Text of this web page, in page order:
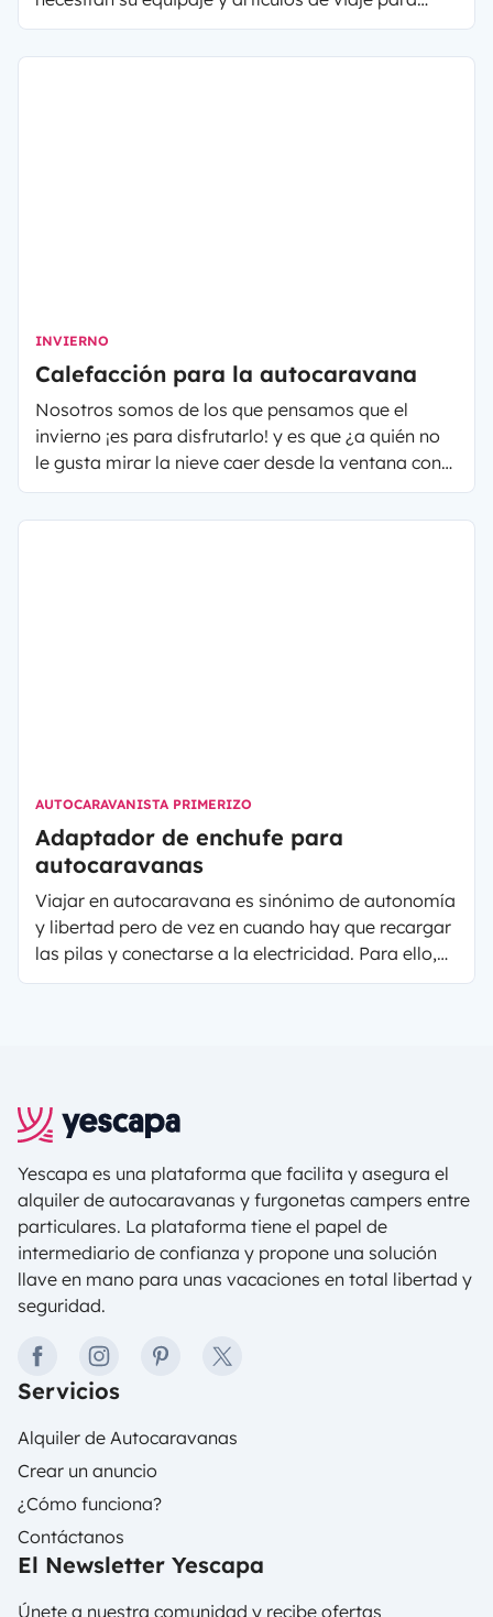
disfrutar de sus vacaciones al máximo. Es
INVIERNO
Calefacción para la autocaravana
Nosotros somos de los que pensamos que el
invierno ¡es para disfrutarlo! y es que ¿a quién no
le gusta mirar la nieve caer desde la ventana con
una buena taza de té y una mantita? Además en
AUTOCARAVANISTA PRIMERIZO
Adaptador de enchufe para
autocaravanas
Viajar en autocaravana es sinónimo de autonomía
y libertad pero de vez en cuando hay que recargar
las pilas y conectarse a la electricidad. Para ello,
necesitarás alargadores y adaptadores de
Yescapa es una plataforma que facilita y asegura el
alquiler de autocaravanas y furgonetas campers entre
particulares. La plataforma tiene el papel de
intermediario de confianza y propone una solución
llave en mano para unas vacaciones en total libertad y
seguridad.
facebookinstagrampinteresttwitter
Servicios
Alquiler de Autocaravanas
Crear un anuncio
¿Cómo funciona?
Contáctanos
El Newsletter Yescapa
Únete a nuestra comunidad y recibe ofertas